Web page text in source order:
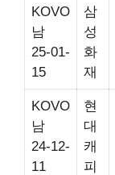
KOVO
남
25-01-
15
삼
성
화
재
KOVO
남
24-12-
11
현
대
캐
피